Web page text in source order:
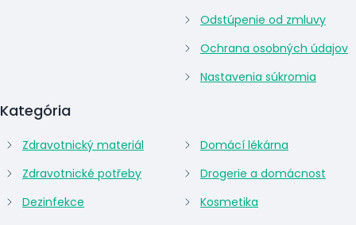
Kategória
Zdravotnický materiál
Zdravotnické potřeby
Dezinfekce
Domácí lékárna
Drogerie a domácnost
Kosmetika
Odstúpenie od zmluvy
Ochrana osobných údajov
Nastavenia súkromia